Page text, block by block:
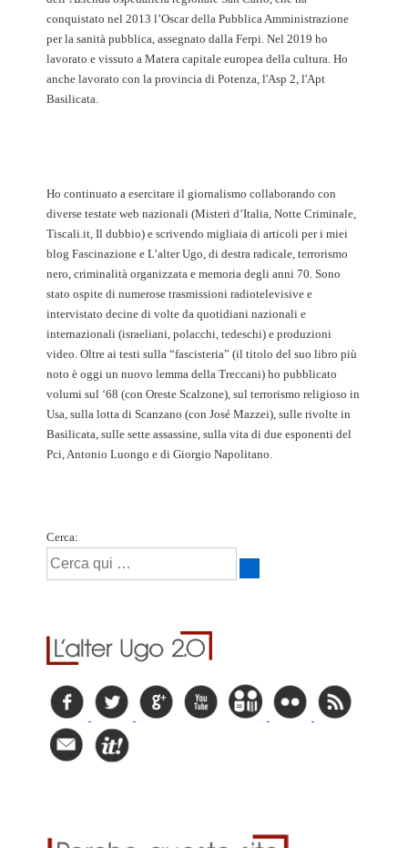
conquistato nel 2013 l’Oscar della Pubblica Amministrazione
per la sanità pubblica, assegnato dalla Ferpi. Nel 2019 ho
lavorato e vissuto a Matera capitale europea della cultura. Ho
anche lavorato con la provincia di Potenza, l'Asp 2, l'Apt
Basilicata.
Ho continuato a esercitare il giornalismo collaborando con
diverse testate web nazionali (Misteri d’Italia, Notte Criminale,
Tiscali.it, Il dubbio) e scrivendo migliaia di articoli per i miei
blog Fascinazione e L’alter Ugo, di destra radicale, terrorismo
nero, criminalità organizzata e memoria degli anni 70. Sono
stato ospite di numerose trasmissioni radiotelevisive e
intervistato decine di volte da quotidiani nazionali e
internazionali (israeliani, polacchi, tedeschi) e produzioni
video. Oltre ai testi sulla “fascisteria” (il titolo del suo libro più
noto è oggi un nuovo lemma della Treccani) ho pubblicato
volumi sul ‘68 (con Oreste Scalzone), sul terrorismo religioso in
Usa, sulla lotta di Scanzano (con José Mazzei), sulle rivolte in
Basilicata, sulle sette assassine, sulla vita di due esponenti del
Pci, Antonio Luongo e di Giorgio Napolitano.
Cerca: